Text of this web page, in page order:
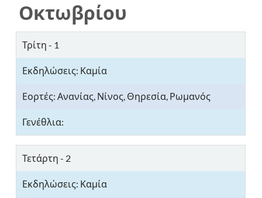
Οκτωβρίου
Τρίτη - 1
Ανανίας, Νίνος, Θηρεσία, Ρωμανός
Τετάρτη - 2